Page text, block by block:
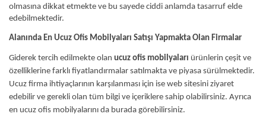
olmasına dikkat etmekte ve bu sayede ciddi anlamda tasarruf elde
edebilmektedir.
Alanında En Ucuz Ofis Mobilyaları Satışı Yapmakta Olan Firmalar
Giderek tercih edilmekte olan ucuz ofis mobilyaları ürünlerin çeşit ve
özelliklerine farklı fiyatlandırmalar satılmakta ve piyasa sürülmektedir.
Ucuz firma ihtiyaçlarının karşılanması için ise web sitesini ziyaret
edebilir ve gerekli olan tüm bilgi ve içeriklere sahip olabilirsiniz. Ayrıca
en ucuz ofis mobilyalarını da burada görebilirsiniz.